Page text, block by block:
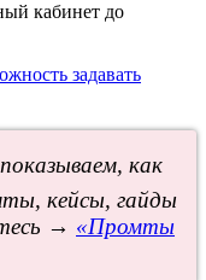
кабинет до
задавать
как
кейсы, гайды
→ «Промты